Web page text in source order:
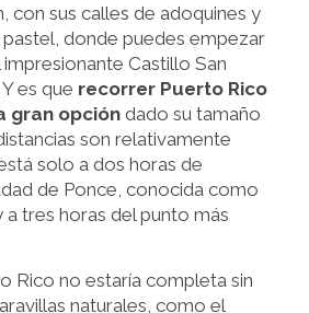
con sus calles de adoquines y
donde puedes empezar
Castillo San
es que recorrer Puerto Rico
gran opción dado su tamaño
son relativamente
solo a dos horas de
de Ponce, conocida como
a tres horas del punto más
Rico no estaría completa sin
naturales, como el